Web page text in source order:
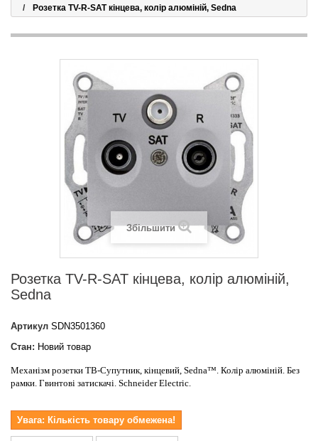
Розетка TV-R-SAT кінцева, колір алюміній, Sedna
Збільшити
Розетка TV-R-SAT кінцева, колір алюміній,
Sedna
Артикул SDN3501360
Стан: Новий товар
Механізм розетки ТВ-Супутник, кінцевий, Sedna™. Колір алюміній. Без
рамки. Гвинтові затискачі. Schneider Electric.
Увага: Кількість товару обмежена!